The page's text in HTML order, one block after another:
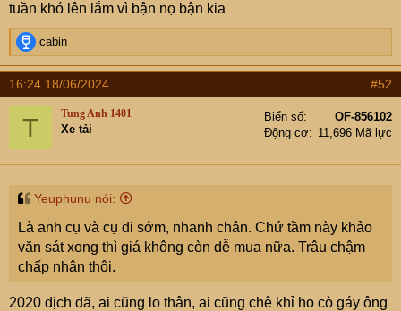
tuần khó lên lắm vì bận nọ bận kia
R
e
a
c
t
n
s
cabin
16:24 18/06/2024 #52
T Tung Anh 1401
Xe tải
Biển số
OF-856102
Động cơ
11,696 Mã lực
Yeuphunu nói:
Là anh cụ và cụ đi sớm, nhanh chân. Chứ tầm này khảo
văn sát xong thì giá không còn dễ mua nữa. Trâu chậm
chấp nhận thôi.
2020 dịch dã, ai cũng lo thân, ai cũng chê khỉ ho cò gáy ông